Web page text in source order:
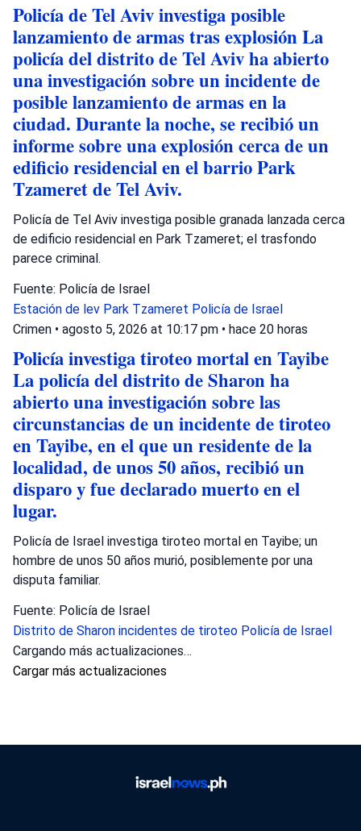
Policía de Tel Aviv investiga posible
lanzamiento de armas tras explosión La
policía del distrito de Tel Aviv ha abierto
una investigación sobre un incidente de
posible lanzamiento de armas en la
ciudad. Durante la noche, se recibió un
informe sobre una explosión cerca de un
edificio residencial en el barrio Park
Tzameret de Tel Aviv.
Policía de Tel Aviv investiga posible granada lanzada cerca
de edificio residencial en Park Tzameret; el trasfondo
parece criminal.
Fuente: Policía de Israel
Estación de lev Park Tzameret Policía de Israel
Crimen • agosto 5, 2026 at 10:17 pm • hace 20 horas
Policía investiga tiroteo mortal en Tayibe
La policía del distrito de Sharon ha
abierto una investigación sobre las
circunstancias de un incidente de tiroteo
en Tayibe, en el que un residente de la
localidad, de unos 50 años, recibió un
disparo y fue declarado muerto en el
lugar.
Policía de Israel investiga tiroteo mortal en Tayibe; un
hombre de unos 50 años murió, posiblemente por una
disputa familiar.
Fuente: Policía de Israel
Distrito de Sharon incidentes de tiroteo Policía de Israel
Cargando más actualizaciones…
Cargar más actualizaciones